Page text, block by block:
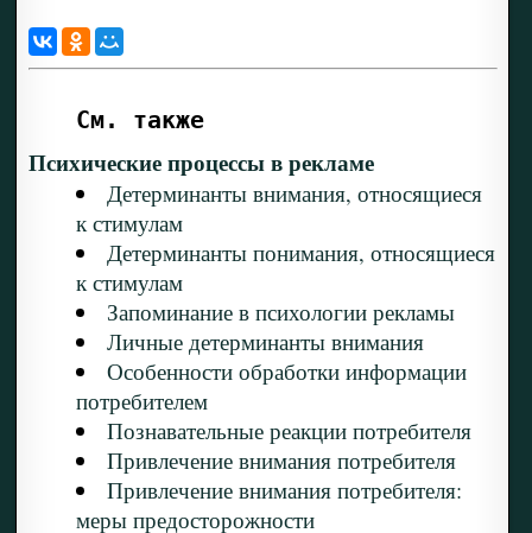
См. также
Психические процессы в рекламе
Детерминанты внимания, относящиеся
к стимулам
Детерминанты понимания, относящиеся
к стимулам
Запоминание в психологии рекламы
Личные детерминанты внимания
Особенности обработки информации
потребителем
Познавательные реакции потребителя
Привлечение внимания потребителя
Привлечение внимания потребителя:
меры предосторожности